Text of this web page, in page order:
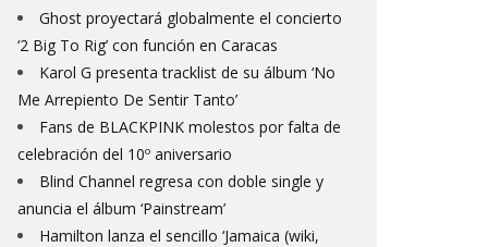
Ghost proyectará globalmente el concierto
‘2 Big To Rig’ con función en Caracas
Karol G presenta tracklist de su álbum ‘No
Me Arrepiento De Sentir Tanto’
Fans de BLACKPINK molestos por falta de
celebración del 10º aniversario
Blind Channel regresa con doble single y
anuncia el álbum ‘Painstream’
Hamilton lanza el sencillo ‘Jamaica (wiki,